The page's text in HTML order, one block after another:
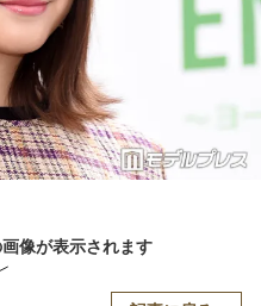
像が表示されます